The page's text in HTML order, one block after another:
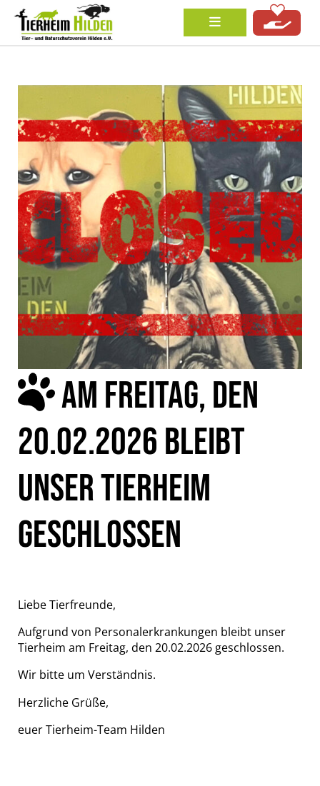
AM FREITAG, DEN
20.02.2026 BLEIBT
UNSER TIERHEIM
GESCHLOSSEN
Liebe Tierfreunde,
Aufgrund von Personalerkrankungen bleibt unser
Tierheim am Freitag, den 20.02.2026 geschlossen.
Wir bitte um Verständnis.
Herzliche Grüße,
euer Tierheim-Team Hilden